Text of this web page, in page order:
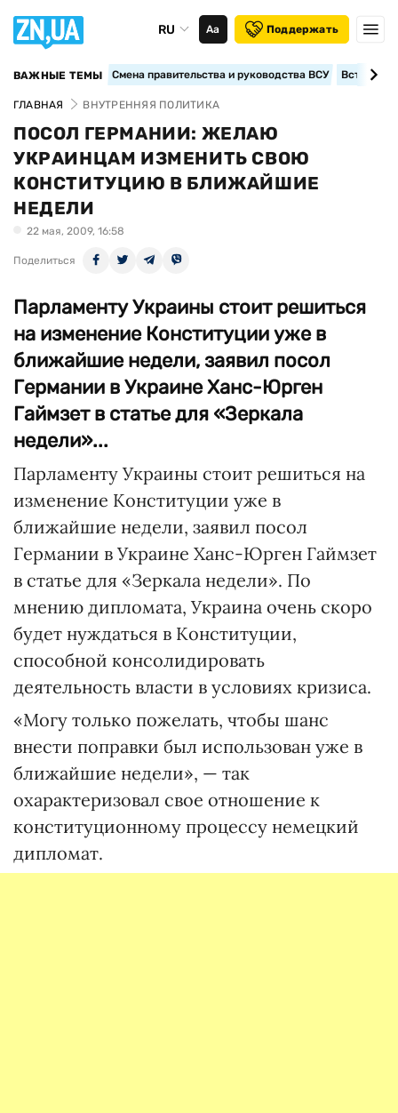
RU Аа Поддержать
ВАЖНЫЕ ТЕМЫ Смена правительства и руководства ВСУ
ГЛАВНАЯ ВНУТРЕННЯЯ ПОЛИТИКА
ПОСОЛ ГЕРМАНИИ: ЖЕЛАЮ
УКРАИНЦАМ ИЗМЕНИТЬ СВОЮ
КОНСТИТУЦИЮ В БЛИЖАЙШИЕ
НЕДЕЛИ
22 мая, 2009, 16:58
Поделиться
Парламенту Украины стоит решиться
на изменение Конституции уже в
ближайшие недели, заявил посол
Германии в Украине Ханс-Юрген
Гаймзет в статье для «Зеркала
недели»...
Парламенту Украины стоит решиться на
изменение Конституции уже в
ближайшие недели, заявил посол
Германии в Украине Ханс-Юрген Гаймзет
в статье для «Зеркала недели». По
мнению дипломата, Украина очень скоро
будет нуждаться в Конституции,
способной консолидировать
деятельность власти в условиях кризиса.
«Могу только пожелать, чтобы шанс
внести поправки был использован уже в
ближайшие недели», — так
охарактеризовал свое отношение к
конституционному процессу немецкий
дипломат.